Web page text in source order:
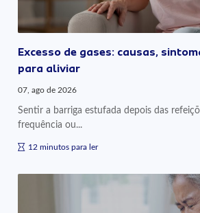
Excesso de gases: causas,
para aliviar
07, ago de 2026
Sentir a barriga estufada depois das
frequência ou...
12 minutos para ler